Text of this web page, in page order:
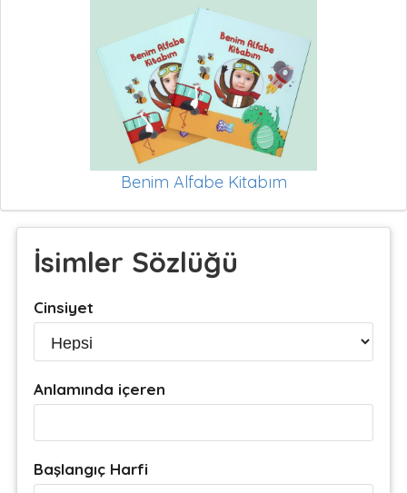
Benim Alfabe Kitabım
İsimler Sözlüğü
Cinsiyet
Anlamında içeren
Başlangıç Harfi